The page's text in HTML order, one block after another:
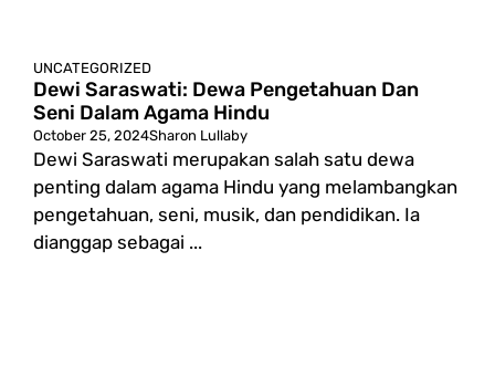
UNCATEGORIZED
Dewi Saraswati: Dewa Pengetahuan Dan
Seni Dalam Agama Hindu
October 25, 2024Sharon Lullaby
Dewi Saraswati merupakan salah satu dewa
penting dalam agama Hindu yang melambangkan
pengetahuan, seni, musik, dan pendidikan. Ia
dianggap sebagai ...